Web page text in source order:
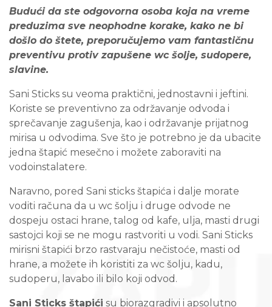
Budući da ste odgovorna osoba koja na vreme
preduzima sve neophodne korake, kako ne bi
došlo do štete, preporučujemo vam fantastičnu
preventivu protiv zapušene wc šolje, sudopere,
slavine.
Sani Sticks su veoma praktični, jednostavni i jeftini.
Koriste se preventivno za održavanje odvoda i
sprečavanje zagušenja, kao i održavanje prijatnog
mirisa u odvodima. Sve što je potrebno je da ubacite
jedna štapić mesečno i možete zaboraviti na
vodoinstalatere.
Naravno, pored Sani sticks štapića i dalje morate
voditi računa da u wc šolju i druge odvode ne
dospeju ostaci hrane, talog od kafe, ulja, masti drugi
sastojci koji se ne mogu rastvoriti u vodi. Sani Sticks
mirisni štapići brzo rastvaraju nečistoće, masti od
hrane, a možete ih koristiti za wc šolju, kadu,
sudoperu, lavabo ili bilo koji odvod.
Sani Sticks štapići su biorazgradivi i apsolutno